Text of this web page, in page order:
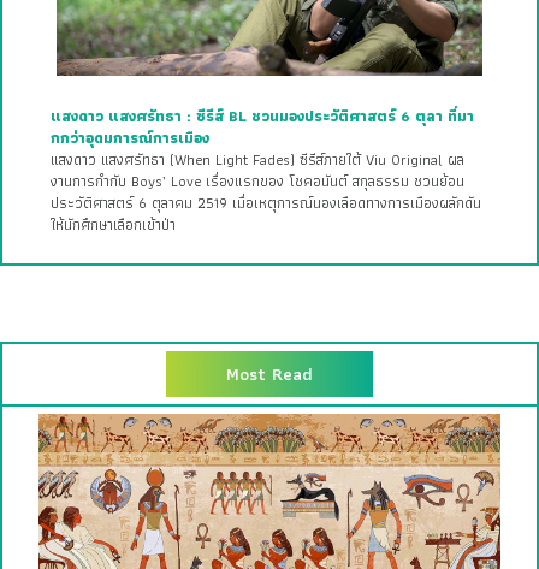
แสงดาว แสงศรัทธา : ซีรีส์ BL ชวนมองประวัติศาสตร์ 6 ตุลา ที่มา
กกว่าอุดมการณ์การเมือง
แสงดาว แสงศรัทธา (When Light Fades) ซีรีส์ภายใต้ Viu Original ผล
งานการกำกับ Boys’ Love เรื่องแรกของ โชคอนันต์ สกุลธรรม ชวนย้อน
ประวัติศาสตร์ 6 ตุลาคม 2519 เมื่อเหตุการณ์นองเลือดทางการเมืองผลักดัน
ให้นักศึกษาเลือกเข้าป่า
Most Read